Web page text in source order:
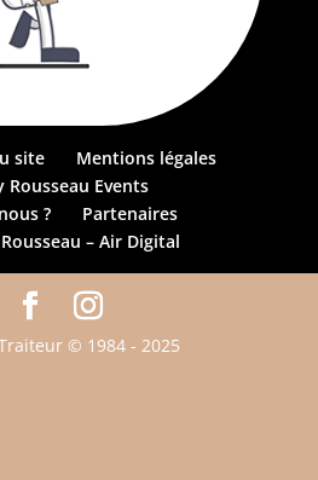
site
Mentions légales
Rousseau Events
?
Partenaires
– Air Digital
© 1984 - 2025